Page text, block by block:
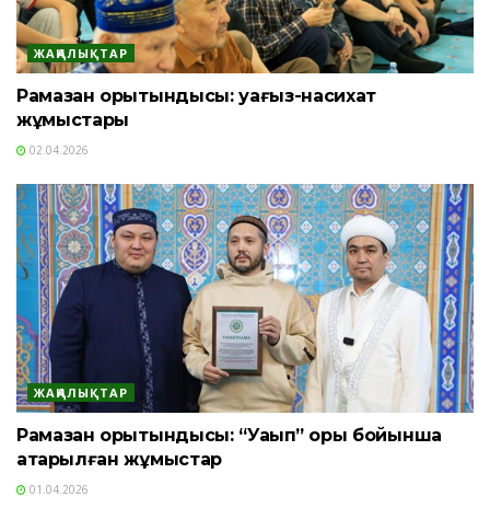
ЖАҢАЛЫҚТАР
Рамазан қорытындысы: уағыз-насихат
жұмыстары
02.04.2026
ЖАҢАЛЫҚТАР
Рамазан қорытындысы: “Уақып” қоры бойынша
атқарылған жұмыстар
01.04.2026